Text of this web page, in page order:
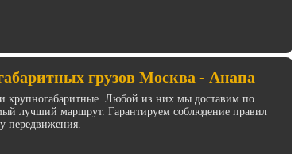
грузов Москва - Анапа
крупногабаритные. Любой из них мы доставим по
лучший маршрут. Гарантируем соблюдение правил
передвижения.